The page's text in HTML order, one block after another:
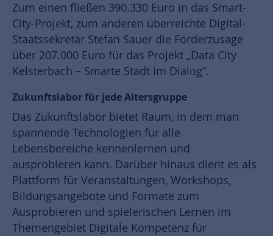
Zum einen fließen 390.330 Euro in das Smart-
City-Projekt, zum anderen überreichte Digital-
Staatssekretär Stefan Sauer die Förderzusage
über 207.000 Euro für das Projekt „Data City
Kelsterbach – Smarte Stadt im Dialog“.
Zukunftslabor für jede Altersgruppe
Das Zukunftslabor bietet Raum, in dem man
spannende Technologien für alle
Lebensbereiche kennenlernen und
ausprobieren kann. Darüber hinaus dient es als
Plattform für Veranstaltungen, Workshops,
Bildungsangebote und Formate zum
Ausprobieren und spielerischen Lernen im
Themengebiet Digitale Kompetenz für